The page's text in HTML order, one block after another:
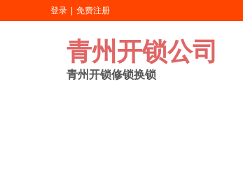
青州开锁公司
青州开锁修锁换锁
登录 免费注册